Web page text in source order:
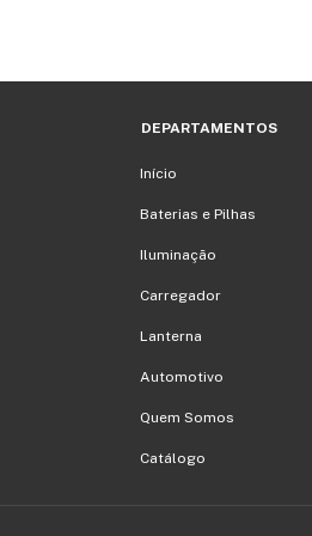
DEPARTAMENTOS
Início
Baterias e Pilhas
Iluminação
Carregador
Lanterna
Automotivo
Quem Somos
Catálogo